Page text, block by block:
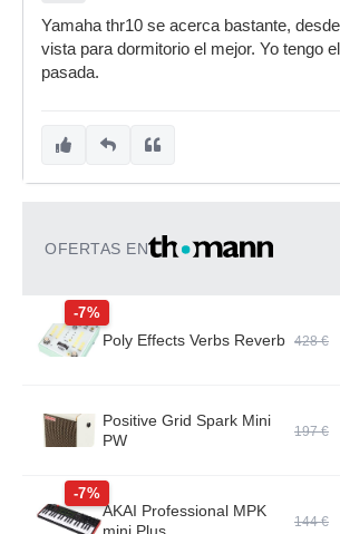
Yamaha thr10 se acerca bastante,
vista para dormitorio el mejor. Yo tengo
pasada.
OFERTAS EN
-7%
Poly Effects Verbs Reverb 428 €
Positive Grid Spark Mini
PW
197 €
-7%
AKAI Professional MPK
144 €